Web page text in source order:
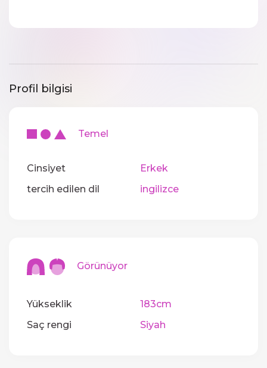
Profil bilgisi
Temel
Cinsiyet
Erkek
tercih edilen dil
ingilizce
Görünüyor
Yükseklik
183cm
Saç rengi
Siyah